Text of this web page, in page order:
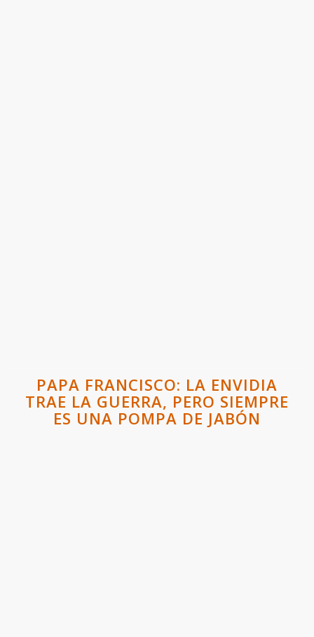
PAPA FRANCISCO: LA ENVIDIA
TRAE LA GUERRA, PERO SIEMPRE
ES UNA POMPA DE JABÓN